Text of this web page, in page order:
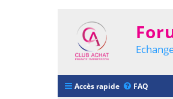
Accès rapide FAQ